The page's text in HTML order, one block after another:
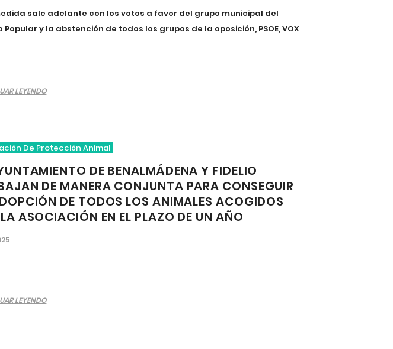
sale adelante con los votos a favor del grupo municipal del
Popular y la abstención de todos los grupos de la oposición, PSOE, VOX
LEYENDO
De Protección Animal
DE BENALMÁDENA Y FIDELIO
DE MANERA CONJUNTA PARA CONSEGUIR
DE TODOS LOS ANIMALES ACOGIDOS
ASOCIACIÓN EN EL PLAZO DE UN AÑO
LEYENDO